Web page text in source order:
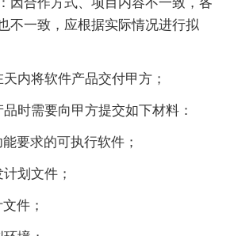
不一致，应根据实际情况进行拟
将软件产品交付甲方；
需要向甲方提交如下材料：
求的可执行软件；
划文件；
件；